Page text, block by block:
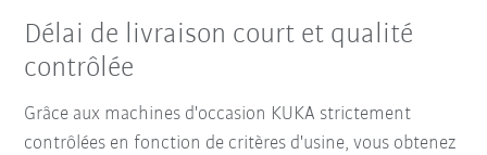
Délai de livraison court et qualité
contrôlée
Grâce aux machines d'occasion KUKA strictement
contrôlées en fonction de critères d'usine, vous obtenez